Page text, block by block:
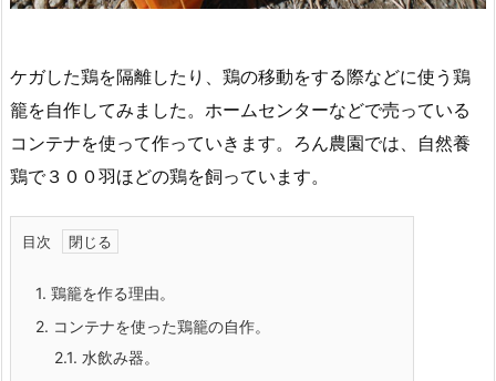
ケガした鶏を隔離したり、鶏の移動をする際などに使う鶏
籠を自作してみました。ホームセンターなどで売っている
コンテナを使って作っていきます。ろん農園では、自然養
鶏で３００羽ほどの鶏を飼っています。
目次
1. 鶏籠を作る理由。
2. コンテナを使った鶏籠の自作。
2.1. 水飲み器。